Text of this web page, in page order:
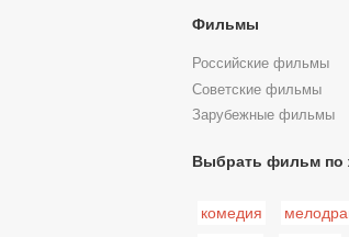
Фильмы
Российские фильмы
Советские фильмы
Зарубежные фильмы
Выбрать фильм по
комедия